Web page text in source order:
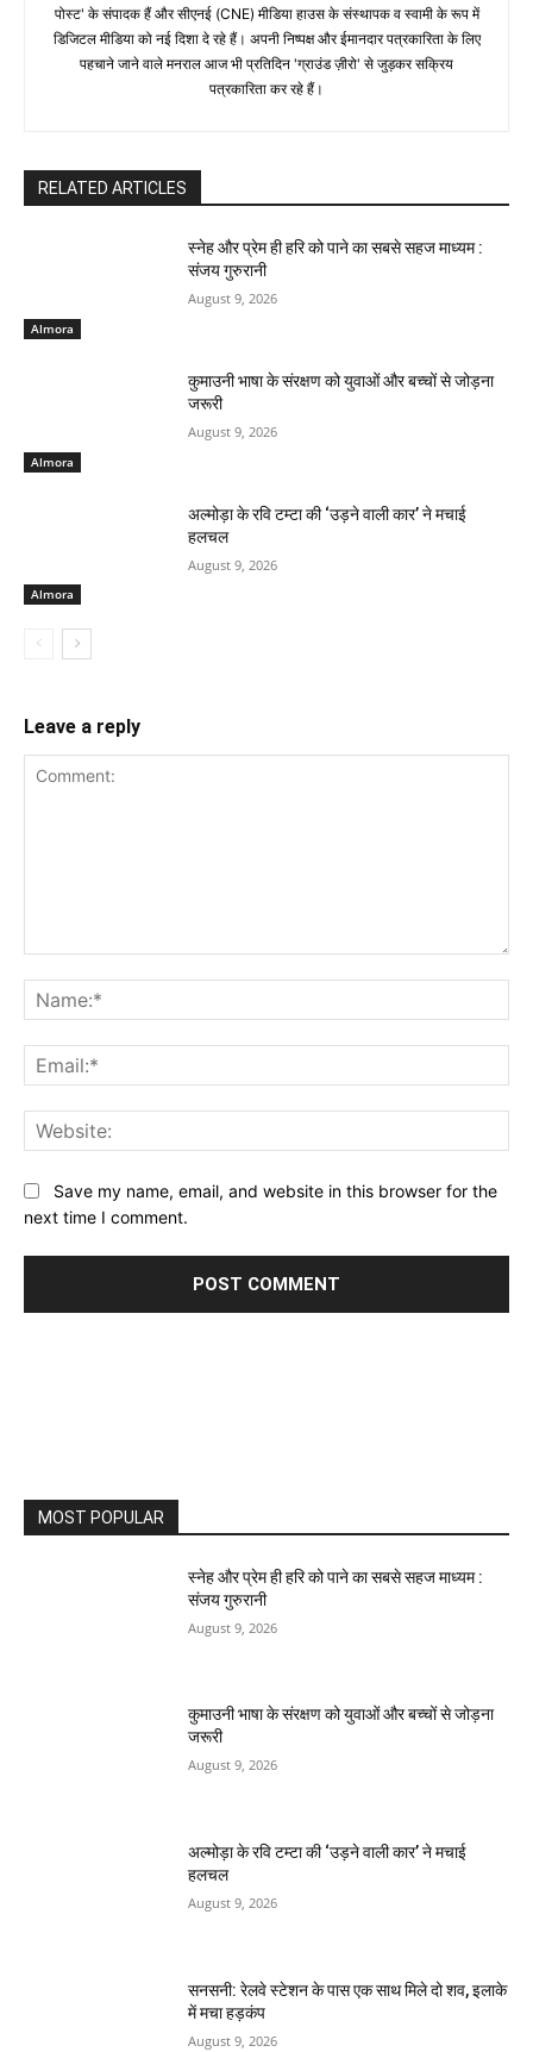
पोस्ट' के संपादक हैं और सीएनई (CNE) मीडिया हाउस के संस्थापक व स्वामी के रूप में
डिजिटल मीडिया को नई दिशा दे रहे हैं। अपनी निष्पक्ष और ईमानदार पत्रकारिता के लिए
पहचाने जाने वाले मनराल आज भी प्रतिदिन 'ग्राउंड ज़ीरो' से जुड़कर सक्रिय
पत्रकारिता कर रहे हैं।
RELATED ARTICLES
Almora
स्नेह और प्रेम ही हरि को पाने का सबसे सहज माध्यम :
संजय गुरुरानी
August 9, 2026
Almora
कुमाउनी भाषा के संरक्षण को युवाओं और बच्चों से जोड़ना
जरूरी
August 9, 2026
Almora
अल्मोड़ा के रवि टम्टा की ‘उड़ने वाली कार’ ने मचाई
हलचल
August 9, 2026
Leave a reply
Save my name, email, and website in this browser for the
next time I comment.
MOST POPULAR
स्नेह और प्रेम ही हरि को पाने का सबसे सहज माध्यम :
संजय गुरुरानी
August 9, 2026
कुमाउनी भाषा के संरक्षण को युवाओं और बच्चों से जोड़ना
जरूरी
August 9, 2026
अल्मोड़ा के रवि टम्टा की ‘उड़ने वाली कार’ ने मचाई
हलचल
August 9, 2026
सनसनी: रेलवे स्टेशन के पास एक साथ मिले दो शव, इलाके
में मचा हड़कंप
August 9, 2026